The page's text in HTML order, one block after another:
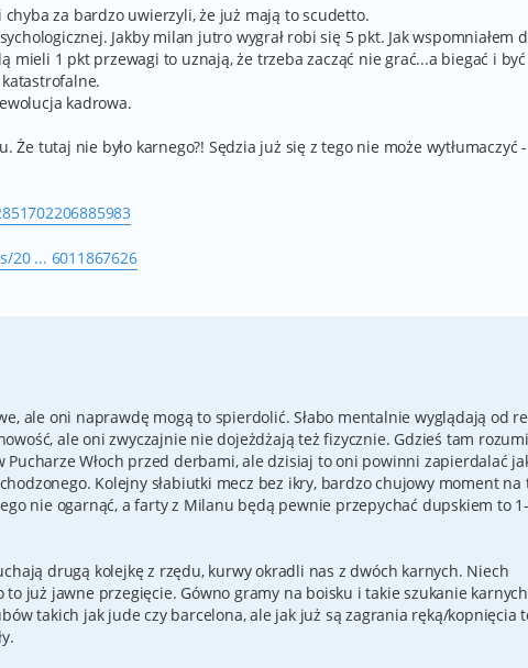
za bardzo uwierzyli, że już mają to scudetto.
Jakby milan jutro wygrał robi się 5 pkt. Jak wspomniałem
mieli 1 pkt przewagi to uznają, że trzeba zacząć nie grać...a biegać i być
kadrowa.
Że tutaj nie było karnego?! Sędzia już się z tego nie może wytłumaczyć
20 ... 6011867626
ale oni naprawdę mogą to spierdolić. Słabo mentalnie wyglądają od
ale oni zwyczajnie nie dojeżdżają też fizycznie. Gdzieś tam
Pucharze Włoch przed derbami, ale dzisiaj to oni powinni zapierdalać
Kolejny słabiutki mecz bez ikry, bardzo chujowy moment na
nie ogarnąć, a farty z Milanu będą pewnie przepychać dupskiem to
drugą kolejkę z rzędu, kurwy okradli nas z dwóch karnych. Niech
już jawne przegięcie. Gówno gramy na boisku i takie szukanie
takich jak jude czy barcelona, ale jak już są zagrania ręką/kopnięcia